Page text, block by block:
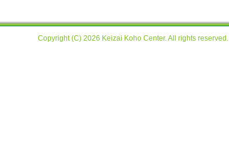
Copyright (C) 2026 Keizai Koho Center. All rights reserved.